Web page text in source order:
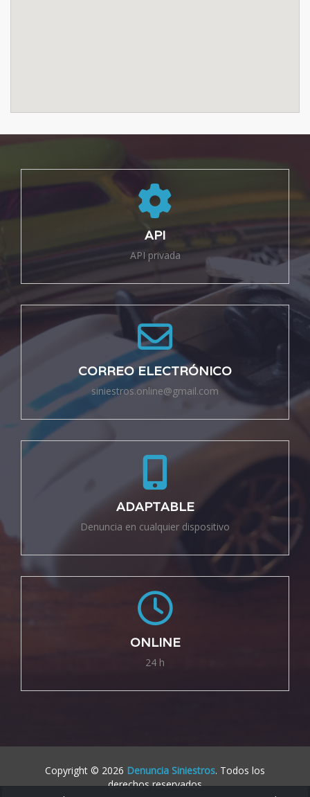
API
API privada
CORREO ELECTRÓNICO
siniestros.online@gmail.com
ADAPTABLE
Denuncia en cualquier dispositivo
ONLINE
24 h
Copyright © 2026 Denuncia Siniestros. Todos los
derechos reservados